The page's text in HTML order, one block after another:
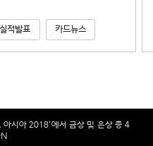
적발표 카드뉴스
아시아 2018’에서 금상 및 은상 총 4